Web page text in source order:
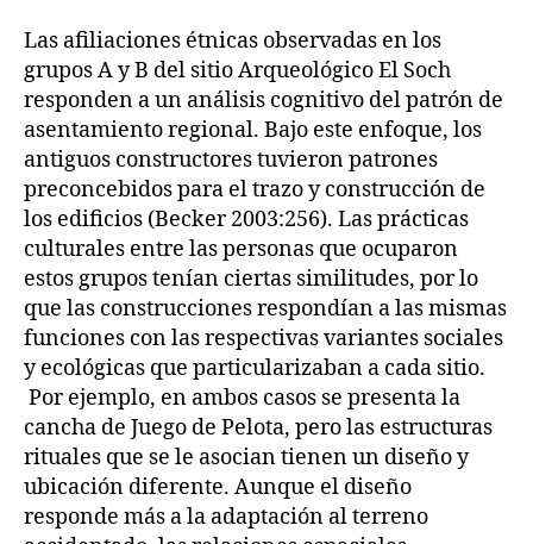
Las afiliaciones étnicas observadas en los
grupos A y B del sitio Arqueológico El Soch
responden a un análisis cognitivo del patrón de
asentamiento regional. Bajo este enfoque, los
antiguos constructores tuvieron patrones
preconcebidos para el trazo y construcción de
los edificios (Becker 2003:256). Las prácticas
culturales entre las personas que ocuparon
estos grupos tenían ciertas similitudes, por lo
que las construcciones respondían a las mismas
funciones con las respectivas variantes sociales
y ecológicas que particularizaban a cada sitio.
Por ejemplo, en ambos casos se presenta la
cancha de Juego de Pelota, pero las estructuras
rituales que se le asocian tienen un diseño y
ubicación diferente. Aunque el diseño
responde más a la adaptación al terreno